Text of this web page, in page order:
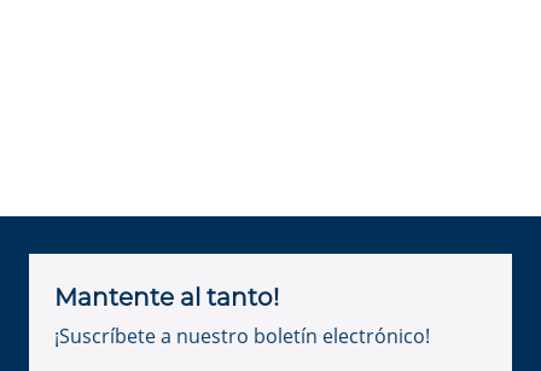
Mantente al tanto!
¡Suscríbete a nuestro boletín electrónico!